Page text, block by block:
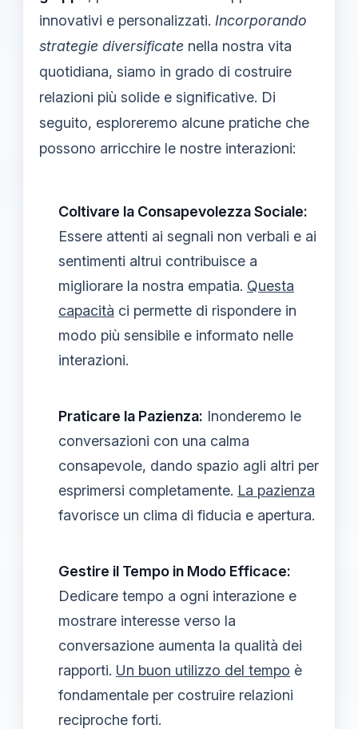
innovativi e personalizzati. Incorporando
strategie diversificate nella nostra vita
quotidiana, siamo in grado di costruire
relazioni più solide e significative. Di
seguito, esploreremo alcune pratiche che
possono arricchire le nostre interazioni:
Coltivare la Consapevolezza Sociale:
Essere attenti ai segnali non verbali e ai
sentimenti altrui contribuisce a
migliorare la nostra empatia. Questa
capacità ci permette di rispondere in
modo più sensibile e informato nelle
interazioni.
Praticare la Pazienza: Inonderemo le
conversazioni con una calma
consapevole, dando spazio agli altri per
esprimersi completamente. La pazienza
favorisce un clima di fiducia e apertura.
Gestire il Tempo in Modo Efficace:
Dedicare tempo a ogni interazione e
mostrare interesse verso la
conversazione aumenta la qualità dei
rapporti. Un buon utilizzo del tempo è
fondamentale per costruire relazioni
reciproche forti.